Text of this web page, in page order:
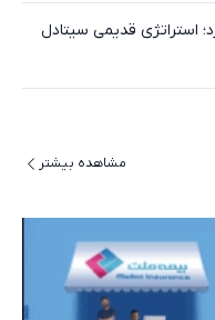
استراتژی قدیمی سیتادل
مشاهده بیشتر